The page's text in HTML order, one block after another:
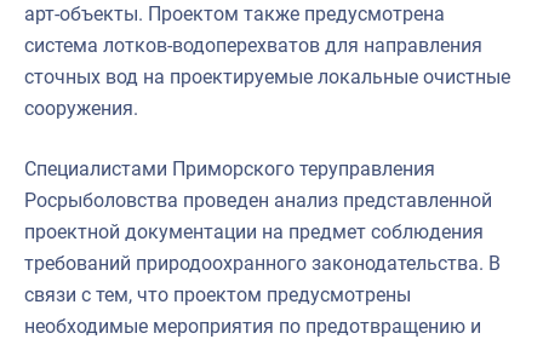
арт-объекты. Проектом также предусмотрена
система лотков-водоперехватов для направления
сточных вод на проектируемые локальные очистные
сооружения.
Специалистами Приморского теруправления
Росрыболовства проведен анализ представленной
проектной документации на предмет соблюдения
требований природоохранного законодательства. В
связи с тем, что проектом предусмотрены
необходимые мероприятия по предотвращению и